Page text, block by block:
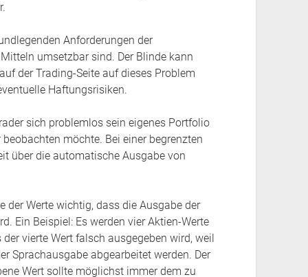
Anforderungen der
umsetzbar sind. Der Blinde kann
der Trading-Seite auf dieses Problem
Haftungsrisiken.
sich problemlos sein eigenes Portfolio
möchte. Bei einer begrenzten
über die automatische Ausgabe von
Werte wichtig, dass die Ausgabe der
Ein Beispiel: Es werden vier Aktien-Werte
vierte Wert falsch ausgegeben wird, weil
Sprachausgabe abgearbeitet werden. Der
Wert sollte möglichst immer dem zu